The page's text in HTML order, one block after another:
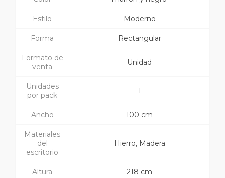
Estilo Moderno
Forma Rectangular
Formato de
venta
Unidad
Unidades
por pack
1
Ancho 100 cm
Materiales
del
escritorio
Hierro, Madera
Altura 218 cm